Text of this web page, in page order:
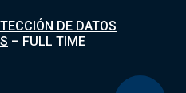
DE DATOS
– FULL TIME